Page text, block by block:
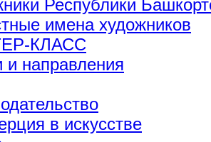
Республики
имена художников
КЛАСС
и направления
в искусстве